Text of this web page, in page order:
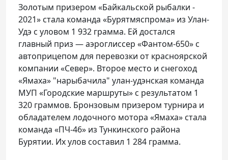
Золотым призером «Байкальской рыбалки -
2021» стала команда «Бурятмяспрома» из Улан-
Удэ с уловом 1 932 грамма. Ей достался
главный приз — аэроглиссер «Фантом-650» с
автоприцепом для перевозки от красноярской
компании «Север». Второе место и снегоход
«Ямаха» "нарыбачила" улан-удэнская команда
МУП «Городские маршруты» с результатом 1
320 граммов. Бронзовым призером турнира и
обладателем лодочного мотора «Ямаха» стала
команда «ПЧ-46» из Тункинского района
Бурятии. Их улов составил 1 284 грамма.